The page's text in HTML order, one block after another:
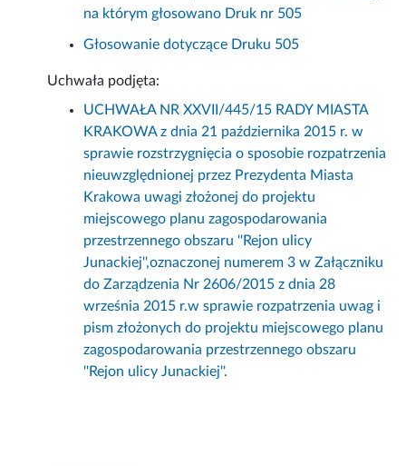
na którym głosowano Druk nr 505
Głosowanie dotyczące Druku 505
Uchwała podjęta:
UCHWAŁA NR XXVII/445/15 RADY MIASTA
KRAKOWA z dnia 21 października 2015 r. w
sprawie rozstrzygnięcia o sposobie rozpatrzenia
nieuwzględnionej przez Prezydenta Miasta
Krakowa uwagi złożonej do projektu
miejscowego planu zagospodarowania
przestrzennego obszaru ''Rejon ulicy
Junackiej'',oznaczonej numerem 3 w Załączniku
do Zarządzenia Nr 2606/2015 z dnia 28
września 2015 r.w sprawie rozpatrzenia uwag i
pism złożonych do projektu miejscowego planu
zagospodarowania przestrzennego obszaru
''Rejon ulicy Junackiej''.